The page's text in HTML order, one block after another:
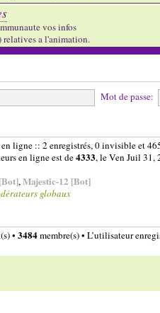
vos infos
relatives a l'animation.
Mot de passe:
ligne :: 2 enregistrés, 0 invisible et
en ligne est de4333, le Ven Juil 31,
,Majestic-12 [Bot]
globaux
• 3484membre(s) • L’utilisateur